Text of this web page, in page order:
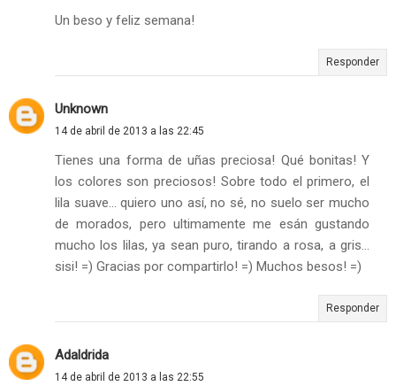
Un beso y feliz semana!
Responder
Unknown
14 de abril de 2013 a las 22:45
Tienes una forma de uñas preciosa! Qué bonitas! Y
los colores son preciosos! Sobre todo el primero, el
lila suave... quiero uno así, no sé, no suelo ser mucho
de morados, pero ultimamente me esán gustando
mucho los lilas, ya sean puro, tirando a rosa, a gris...
sisi! =) Gracias por compartirlo! =) Muchos besos! =)
Responder
Adaldrida
14 de abril de 2013 a las 22:55